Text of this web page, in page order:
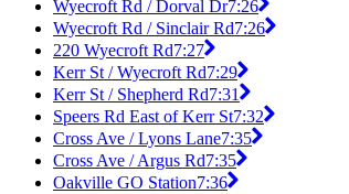
Wyecroft Rd / Dorval Dr7:26
Wyecroft Rd / Sinclair Rd7:26
220 Wyecroft Rd7:27
Kerr St / Wyecroft Rd7:29
Kerr St / Shepherd Rd7:31
Speers Rd East of Kerr St7:32
Cross Ave / Lyons Lane7:35
Cross Ave / Argus Rd7:35
Oakville GO Station7:36